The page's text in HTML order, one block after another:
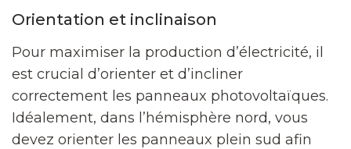
Orientation et inclinaison
Pour maximiser la production d’électricité, il
est crucial d’orienter et d’incliner
correctement les panneaux photovoltaïques.
Idéalement, dans l’hémisphère nord, vous
devez orienter les panneaux plein sud afin